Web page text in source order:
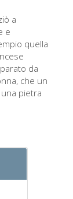
a
e
quella
da
che un
pietra